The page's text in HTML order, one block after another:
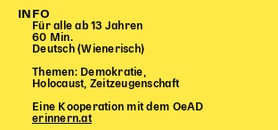
Kunst + Wissen
Rund um den Vorstellungsbesuch
Begleitmaterial
TheaterPaket
Partnerklasse + Partnerschule
INFO
Für alle ab 13 Jahren
60 Min.
Deutsch (Wienerisch)
Themen: Demokratie,
Holocaust, Zeitzeugenschaft
Eine Kooperation mit dem OeAD
erinnern.at